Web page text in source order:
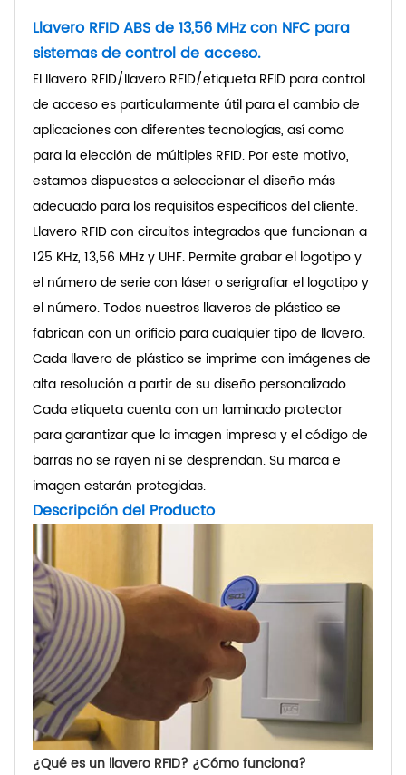
Llavero RFID ABS de 13,56 MHz con NFC para
sistemas de control de acceso.
El llavero RFID/llavero RFID/etiqueta RFID para control
de acceso es particularmente útil para el cambio de
aplicaciones con diferentes tecnologías, así como
para la elección de múltiples RFID. Por este motivo,
estamos dispuestos a seleccionar el diseño más
adecuado para los requisitos específicos del cliente.
Llavero RFID con circuitos integrados que funcionan a
125 KHz, 13,56 MHz y UHF. Permite grabar el logotipo y
el número de serie con láser o serigrafiar el logotipo y
el número. Todos nuestros llaveros de plástico se
fabrican con un orificio para cualquier tipo de llavero.
Cada llavero de plástico se imprime con imágenes de
alta resolución a partir de su diseño personalizado.
Cada etiqueta cuenta con un laminado protector
para garantizar que la imagen impresa y el código de
barras no se rayen ni se desprendan. Su marca e
imagen estarán protegidas.
Descripción del Producto
¿Qué es un llavero RFID? ¿Cómo funciona?